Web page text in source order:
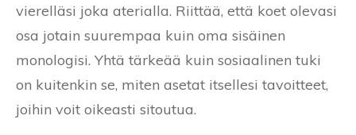
vierelläsi joka aterialla. Riittää, että koet olevasi
osa jotain suurempaa kuin oma sisäinen
monologisi. Yhtä tärkeää kuin sosiaalinen tuki
on kuitenkin se, miten asetat itsellesi tavoitteet,
joihin voit oikeasti sitoutua.